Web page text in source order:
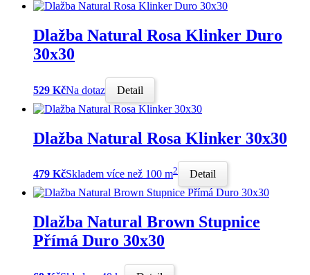
Dlažba Natural Rosa Klinker Duro
30x30
529 KčNa dotaz Detail
Dlažba Natural Rosa Klinker 30x30
479 KčSkladem více než 100 m2 Detail
Dlažba Natural Brown Stupnice
Přímá Duro 30x30